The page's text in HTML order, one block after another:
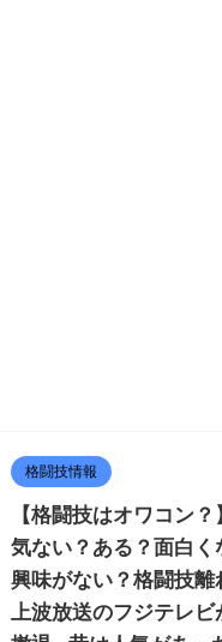
格闘技情報
【格闘技はオワコン
気ない？ある？面白く
興味がない？格闘技
上波放送のフジテレ